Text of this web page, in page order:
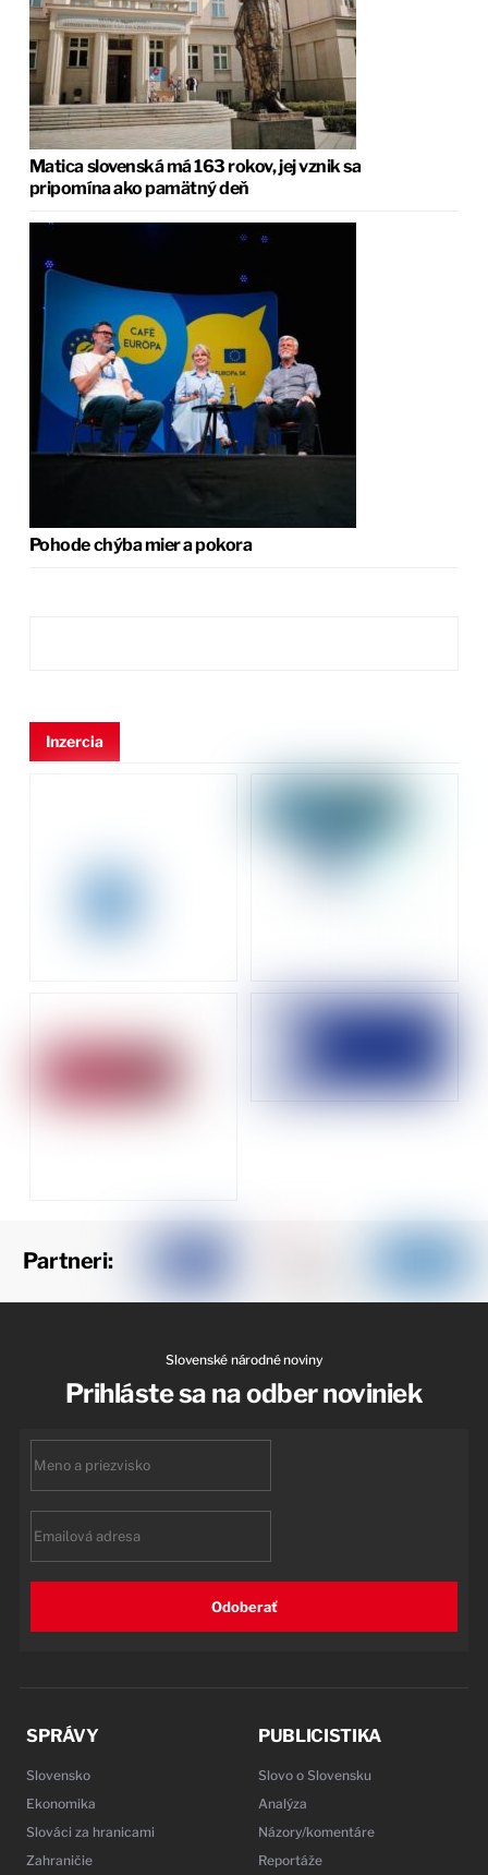
Matica slovenská má 163 rokov, jej vznik sa
pripomína ako pamätný deň
Pohode chýba mier a pokora
Inzercia
Partneri:
Slovenské národné noviny
Prihláste sa na odber noviniek
Odoberať
SPRÁVY
Slovensko
Ekonomika
Slováci za hranicami
Zahraničie
PUBLICISTIKA
Slovo o Slovensku
Analýza
Názory/komentáre
Reportáže